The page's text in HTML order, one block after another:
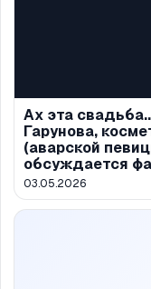
Ах эта
Гарунова,
(аварской
обсуждается
03.05.2026